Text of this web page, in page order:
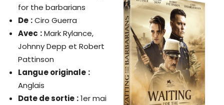
for the barbarians
De :Ciro Guerra
Avec :Mark Rylance,
Johnny Depp et Robert
Pattinson
Langue originale :
Anglais
Date de sortie :1er mai